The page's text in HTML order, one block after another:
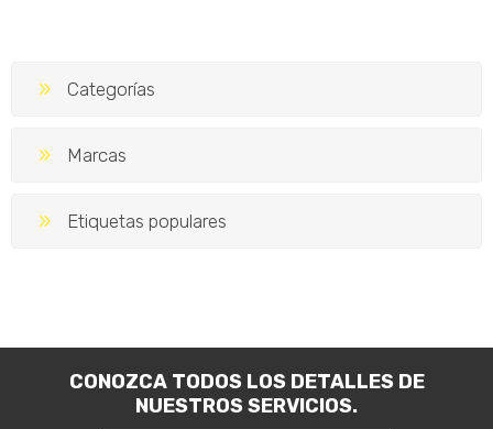
Categorías
Marcas
Etiquetas populares
CONOZCA TODOS LOS DETALLES DE
NUESTROS SERVICIOS.